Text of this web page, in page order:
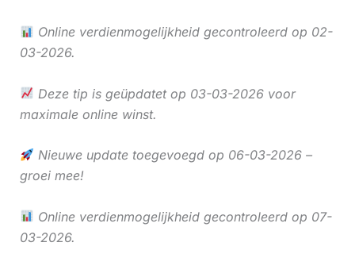
Online verdienmogelijkheid gecontroleerd op 02-
03-2026.
Deze tip is geüpdatet op 03-03-2026 voor
maximale online winst.
Nieuwe update toegevoegd op 06-03-2026 –
groei mee!
Online verdienmogelijkheid gecontroleerd op 07-
03-2026.